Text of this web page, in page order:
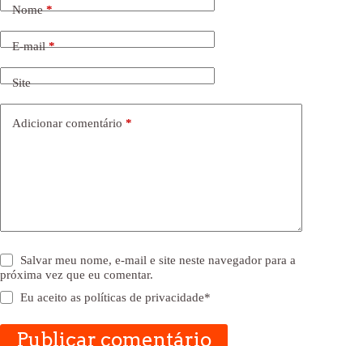
Nome*
E-mail*
Site
Adicionar comentário *
Salvar meu nome, e-mail e site neste navegador para a
próxima vez que eu comentar.
Eu aceito aspolíticas de privacidade*
Publicar comentário